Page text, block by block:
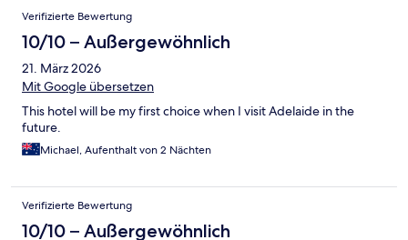
Verifizierte Bewertung
10/10 – Außergewöhnlich
21. März 2026
Mit Google übersetzen
This hotel will be my first choice when I visit Adelaide in the
future.
Michael, Aufenthalt von 2 Nächten
Verifizierte Bewertung
10/10 – Außergewöhnlich